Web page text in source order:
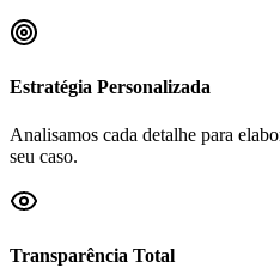
Estratégia Personalizada
Analisamos cada detalhe para
seu caso.
Transparência Total